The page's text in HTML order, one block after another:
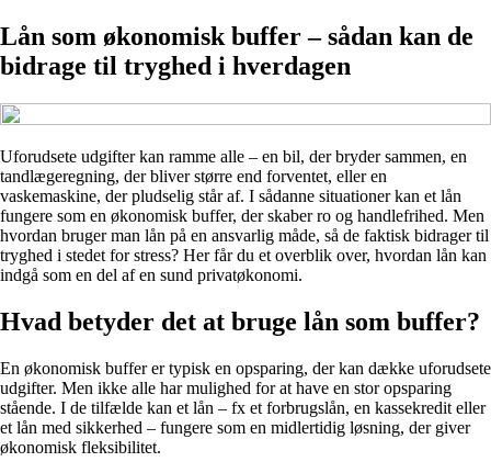
Lån som økonomisk buffer – sådan kan de
bidrage til tryghed i hverdagen
Uforudsete udgifter kan ramme alle – en bil, der bryder sammen, en
tandlægeregning, der bliver større end forventet, eller en
vaskemaskine, der pludselig står af. I sådanne situationer kan et lån
fungere som en økonomisk buffer, der skaber ro og handlefrihed. Men
hvordan bruger man lån på en ansvarlig måde, så de faktisk bidrager til
tryghed i stedet for stress? Her får du et overblik over, hvordan lån kan
indgå som en del af en sund privatøkonomi.
Hvad betyder det at bruge lån som buffer?
En økonomisk buffer er typisk en opsparing, der kan dække uforudsete
udgifter. Men ikke alle har mulighed for at have en stor opsparing
stående. I de tilfælde kan et lån – fx et forbrugslån, en kassekredit eller
et lån med sikkerhed – fungere som en midlertidig løsning, der giver
økonomisk fleksibilitet.